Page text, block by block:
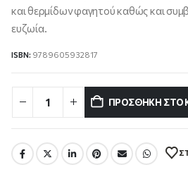
και θερμίδων φαγητού καθώς και
ευζωία.
ISBN: 9789605932817
ΠΡΟΣΘΉΚΗ ΣΤΟ